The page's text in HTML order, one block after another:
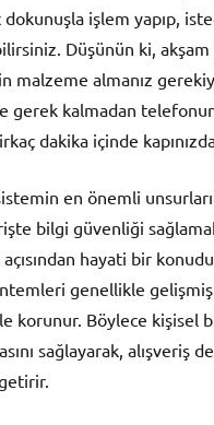
dokunuşla işlem yapıp,
Düşünün ki,
malzeme almanız
gerek kalmadan
dakika içinde
en önemli
bilgi güvenliği
açısından hayati bir
genellikle
korunur. Böylece kişisel
sağlayarak, alışveriş